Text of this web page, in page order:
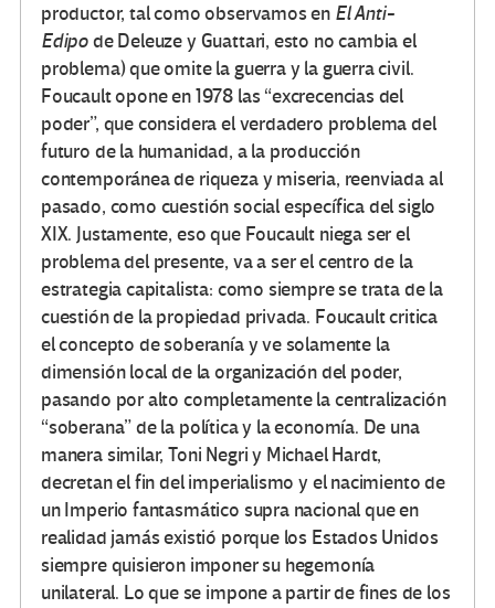
productor, tal como observamos en El Anti-
Edipode Deleuze y Guattari, esto no cambia el
problema) que omite la guerra y la guerra civil.
Foucault opone en 1978 las “excrecencias del
poder”, que considera el verdadero problema del
futuro de la humanidad, a la producción
contemporánea de riqueza y miseria, reenviada al
pasado, como cuestión social específica del siglo
XIX. Justamente, eso que Foucault niega ser el
problema del presente, va a ser el centro de la
estrategia capitalista: como siempre se trata de la
cuestión de la propiedad privada. Foucault critica
el concepto de soberanía y ve solamente la
dimensión local de la organización del poder,
pasando por alto completamente la centralización
“soberana” de la política y la economía. De una
manera similar, Toni Negri y Michael Hardt,
decretan el fin del imperialismo y el nacimiento de
un Imperio fantasmático supra nacional que en
realidad jamás existió porque los Estados Unidos
siempre quisieron imponer su hegemonía
unilateral. Lo que se impone a partir de fines de los